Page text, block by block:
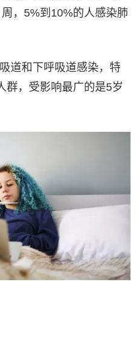
，5%到10%的人感染肺
道和下呼吸道感染，特
群，受影响最广的是5岁